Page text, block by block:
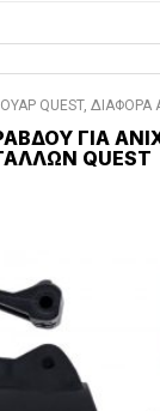
QUEST, ΔΙΑΦΟΡΑ
ΓΙΑ
QUEST